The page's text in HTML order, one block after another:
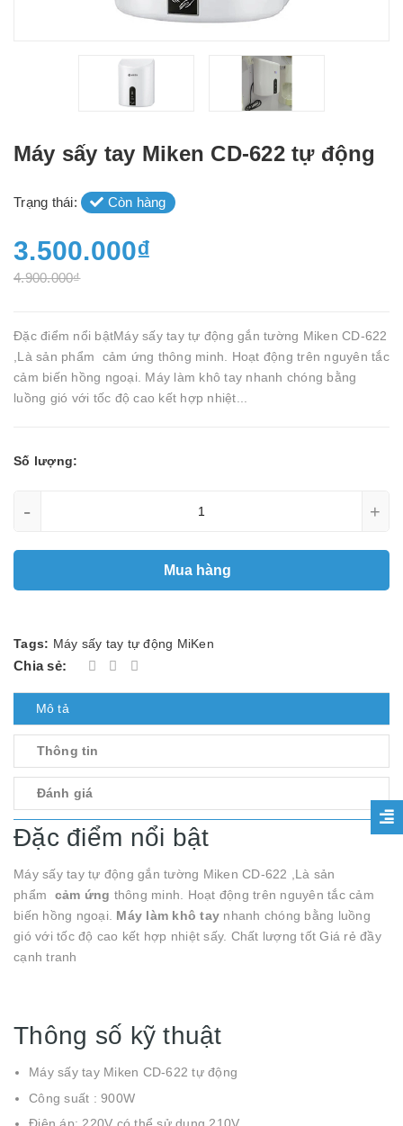
Máy sấy tay Miken CD-622 tự động
Trạng thái: Còn hàng
3.500.000₫
4.900.000₫
Đặc điểm nổi bậtMáy sấy tay tự động gắn tường Miken CD-622
,Là sản phẩm cảm ứng thông minh. Hoạt động trên nguyên tắc
cảm biến hồng ngoại. Máy làm khô tay nhanh chóng bằng
luồng gió với tốc độ cao kết hợp nhiệt...
Số lượng:
- +
Mua hàng
Tags: Máy sấy tay tự động MiKen
Chia sẻ:
Mô tả
Thông tin
Đánh giá
Đặc điểm nổi bật
Máy sấy tay tự động gắn tường Miken CD-622 ,Là sản
phẩm
cảm ứng thông minh. Hoạt động trên nguyên tắc cảm
biến hồng ngoại. Máy làm khô tay nhanh chóng bằng luồng
gió với tốc độ cao kết hợp nhiệt sấy. Chất lượng tốt Giá rẻ đầy
cạnh tranh
Thông số kỹ thuật
Máy sấy tay Miken CD-622 tự động
Công suất : 900W